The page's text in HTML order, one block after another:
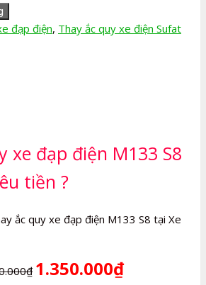
đạp điện, Thay ắc quy xe điện Sufat
xe đạp điện M133 S8
tiền ?
ắc quy xe đạp điện M133 S8 tại Xe
1.350.000₫